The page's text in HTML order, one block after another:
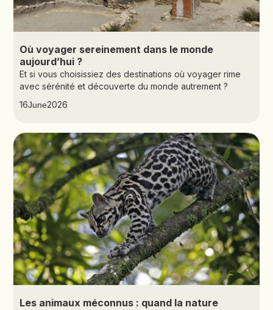
Où voyager sereinement dans le monde
aujourd’hui ?
Et si vous choisissiez des destinations où voyager rime
avec sérénité et découverte du monde autrement ?
16June2026
Les animaux méconnus : quand la nature